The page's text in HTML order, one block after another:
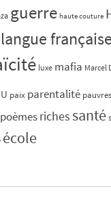
guerre haute couture
langue française
luxe mafia Marcel
paix parentalité pauvres
poèmesriches santé
école